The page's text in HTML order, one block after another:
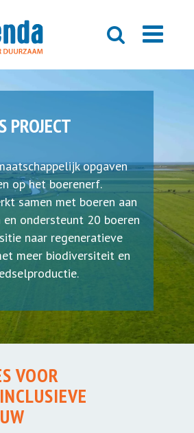
PROJECT
opgaven
op het boerenerf.
samen met boeren aan
en ondersteunt 20 boeren
naar regeneratieve
meer biodiversiteit en
VOOR